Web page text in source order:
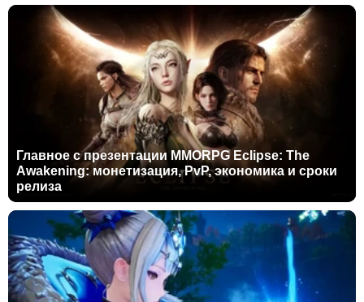
Главное с презентации MMORPG Eclipse: The
Awakening: монетизация, PvP, экономика и сроки
релиза